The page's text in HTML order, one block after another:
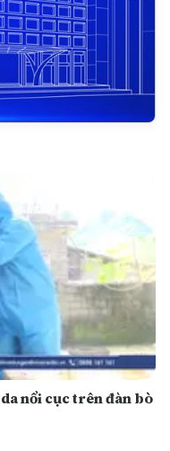
nổi cục trên đàn bò